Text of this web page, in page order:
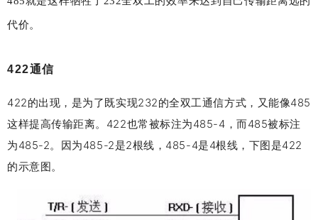
代价。
422通信
422的出现，是为了既实现232的全双工通信方式，又能像485
这样提高传输距离。422也常被标注为485-4，而485被标注
为485-2。因为485-2是2根线，485-4是4根线，下图是422
的示意图。